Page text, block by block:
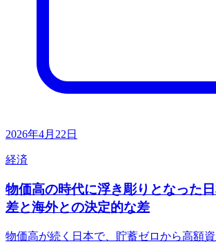
2026年4月22日
経済
物価高の時代に浮き彫りとなった
差と海外との決定的な差
物価高が続く日本で、貯蓄ゼロから高額